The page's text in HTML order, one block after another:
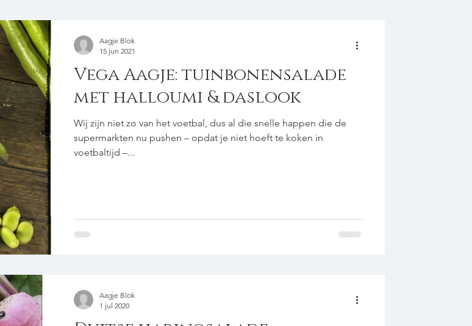
­­Vega Aagje: tuinbonensalade
met halloumi & daslook
Wij zijn niet zo van het voetbal, dus al die snelle happen die de
supermarkten nu pushen – opdat je niet hoeft te koken in
voetbaltijd –...
Aagje Blok
15 jun 2021
Aagje Blok
1 jul 2020